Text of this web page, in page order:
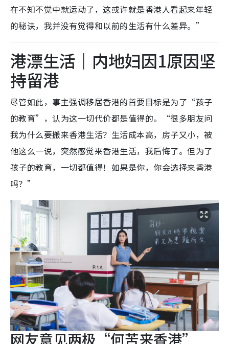
在不知不觉中就运动了，这或许就是香港人看起来年轻
的秘诀，我并没有觉得和以前的生活有什么差异。”
港漂生活｜内地妇因1原因坚
持留港
尽管如此，事主强调移居香港的首要目标是为了“孩子
的教育”，认为这一切代价都是值得的。“很多朋友问
我为什么要搬来香港生活？生活成本高，房子又小，被
他这么一说，突然感觉来香港生活，我后悔了。但为了
孩子的教育，一切都值得！如果是你，你会选择来香港
吗？”
网友意见两极“何苦来香港”